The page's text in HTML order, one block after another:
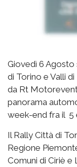
Giovedì 6 Agosto
di Torino e Valli
da Rt
panorama
week-end fra il 5
Il Rally Città di
Regione
Comuni di Ciriè e